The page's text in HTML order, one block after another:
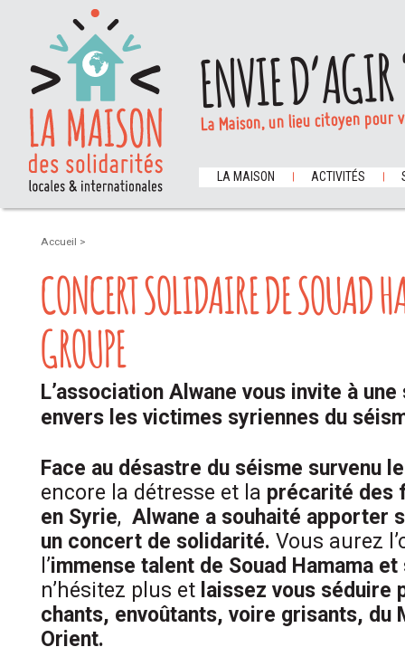
ENVIE
La Maison, un lieu citoyen
LA MAISON ACTIVITÉS
Accueil >
CONCERT SOLIDAIRE DE SOUAD
GROUPE
L’association Alwane vous invite à
envers les victimes syriennes du
Face au désastre du séisme survenu
encore la détresse et la précarité des
en Syrie, Alwane a souhaité apporter
un concert de solidarité. Vous aurez
l’immense talent de Souad Hamama et
n’hésitez plus et laissez vous séduire
chants, envoûtants, voire grisants, du
Orient.